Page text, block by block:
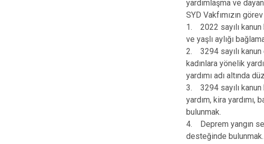
yardımlaşma ve
SYD Vakfımızın
1. 2022 sayılı kanun
ve yaşlı aylığı
2. 3294 sayılı kanun
kadınlara yönelik
yardımı adı altında
3. 3294 sayılı kanun
yardım, kira yardımı,
bulunmak.
4. Deprem yangın
desteğinde bulunmak.